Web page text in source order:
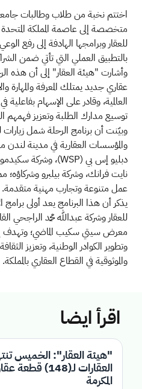
اختتم نخبة من طلاب وطالبات
متخصصة إلى عاصمة المملكة
للعقار وبرامجها الهادفة إلى رفع
بالتطبيق العملي التي تأتي ضمن
وأشارت "هيئة العقار" إلى أن هذه
عقاري جديد يمتلك المعرفة والمهارة
العالمية، وقادر على الإسهام
توسيع مدارك الطلبة وتعزيز فهمهم
وبيّنت أن برنامج الرحلة شمل
والمؤسسات العقارية في مدينة لندن
نايت فرانك، وشركة بيلبرو وشركاؤه؛
عمل متنوعة وتجارب مهنية متقدمة.
يذكر أن هذا البرنامج يعد أولى برامج
للعقار وشركة عبدالله محمد
معرض سيتي سكيب الماضي؛ وتهدف
وتطوير الكوادر الوطنية، وتعزيز
والموثوقية في القطاع العقاري بالمملكة.
اقرأ ايضا
"هيئة العقار": الخميس
العقارات
المكرمة